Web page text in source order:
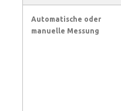
Automatische oder
manuelle Messung